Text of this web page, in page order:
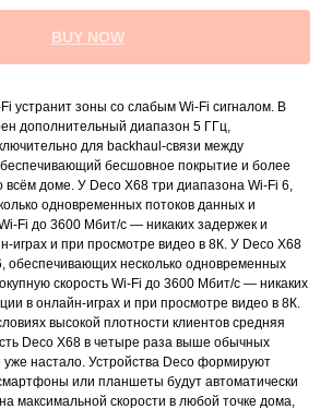
BUY NOW
устранит зоны со слабым Wi-Fi сигналом. В
дополнительный диапазон 5 ГГц,
для backhaul-связи между
бесшовное покрытие и более
всём доме. У Deco X68 три диапазона Wi-Fi 6,
одновременных потоков данных и
Fi до 3600 Мбит/с — никаких задержек и
играх и при просмотре видео в 8К. У Deco X68
обеспечивающих несколько одновременных
скорость Wi-Fi до 3600 Мбит/с — никаких
в онлайн-играх и при просмотре видео в 8К.
высокой плотности клиентов средняя
Deco X68 в четыре раза выше обычных
настало. Устройства Deco формируют
или планшеты будут автоматически
максимальной скорости в любой точке дома,